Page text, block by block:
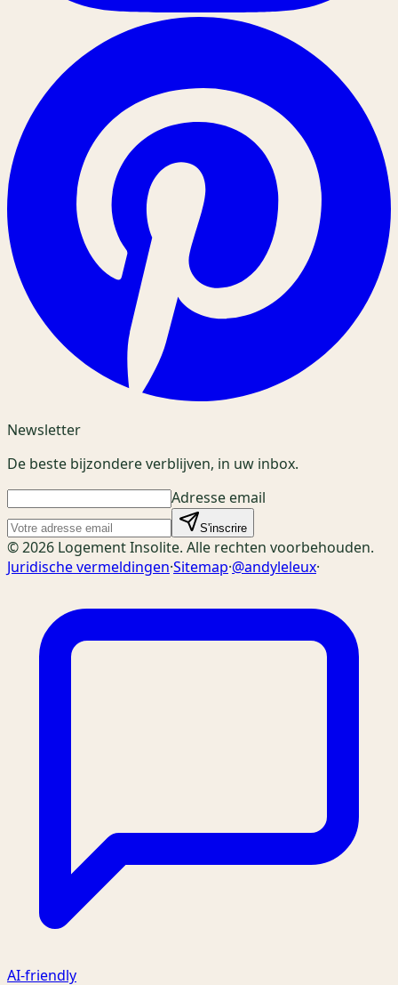
Newsletter
De beste bijzondere verblijven, in uw inbox.
Adresse email
S'inscrire
© 2026 Logement Insolite. Alle rechten voorbehouden.
Juridische vermeldingen·Sitemap·@andyleleux·
AI-friendly